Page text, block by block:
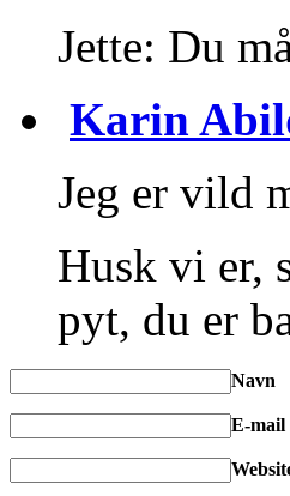
Jette: Du
Karin
Jeg er vild
Husk vi er,
pyt, du er
Navn
E-mail